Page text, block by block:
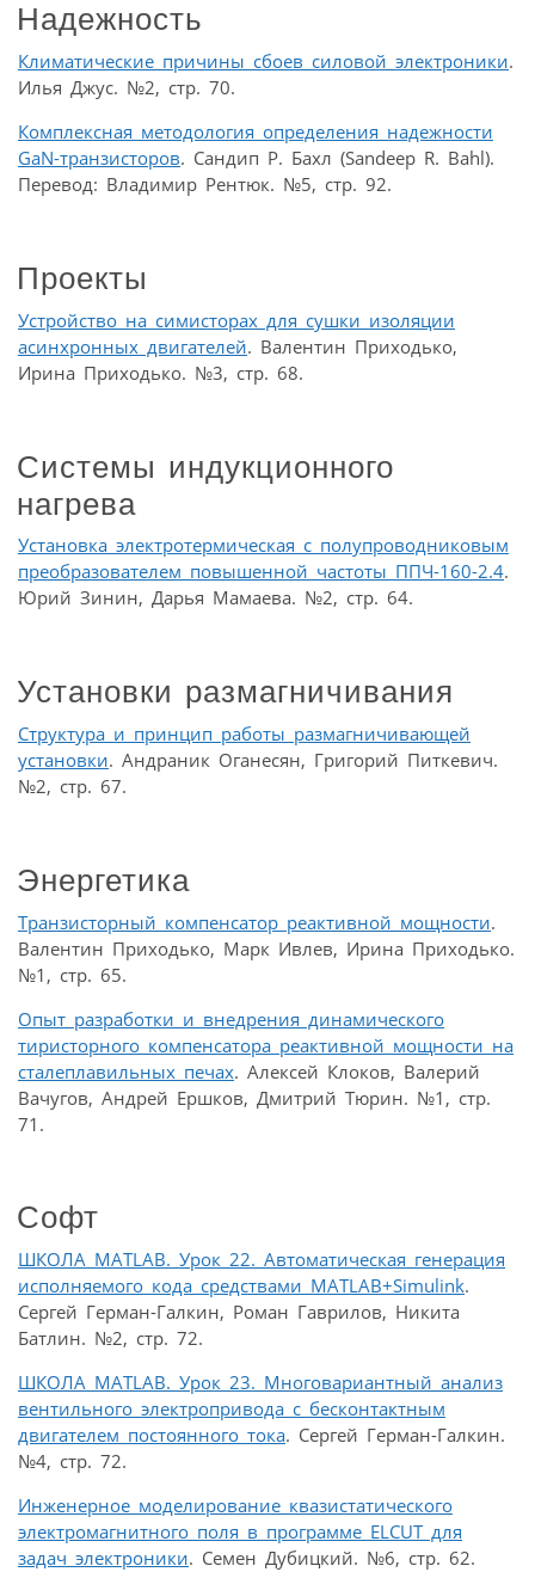
Надежность
Климатические причины сбоев силовой электроники.
Илья Джус. №2, стр. 70.
Комплексная методология определения надежности
GaN-транзисторов. Сандип Р. Бахл (Sandeep R. Bahl).
Перевод: Владимир Рентюк. №5, стр. 92.
Проекты
Устройство на симисторах для сушки изоляции
асинхронных двигателей. Валентин Приходько,
Ирина Приходько. №3, стр. 68.
Системы индукционного
нагрева
Установка электротермическая с полупроводниковым
преобразователем повышенной частоты ППЧ-160-2.4.
Юрий Зинин, Дарья Мамаева. №2, стр. 64.
Установки размагничивания
Структура и принцип работы размагничивающей
установки. Андраник Оганесян, Григорий Питкевич.
№2, стр. 67.
Энергетика
Транзисторный компенсатор реактивной мощности.
Валентин Приходько, Марк Ивлев, Ирина Приходько.
№1, стр. 65.
Опыт разработки и внедрения динамического
тиристорного компенсатора реактивной мощности на
сталеплавильных печах. Алексей Клоков, Валерий
Вачугов, Андрей Ершков, Дмитрий Тюрин. №1, стр.
71.
Софт
ШКОЛА MATLAB. Урок 22. Автоматическая генерация
исполняемого кода средствами MATLAB+Simulink.
Сергей Герман-Галкин, Роман Гаврилов, Никита
Батлин. №2, стр. 72.
ШКОЛА MATLAB. Урок 23. Многовариантный анализ
вентильного электропривода c бесконтактным
двигателем постоянного тока. Сергей Герман-Галкин.
№4, стр. 72.
Инженерное моделирование квазистатического
электромагнитного поля в программе ELCUT для
задач электроники. Семен Дубицкий. №6, стр. 62.